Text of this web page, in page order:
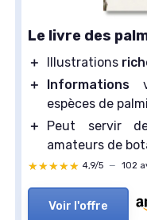
Le livre des
＋ Illustrations
＋
Informations
espèces de
＋
Peut servir
amateurs de
★★★★★
★★★★★ 4,9/5 — 102
Voir l'offre